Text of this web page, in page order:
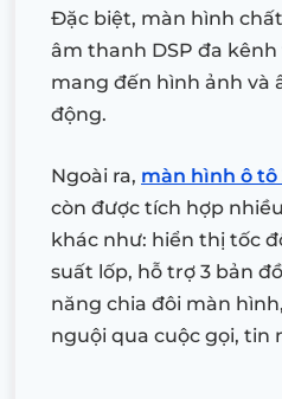
Đặc biệt, màn hình
âm thanh DSP đa
mang đến hình ảnh và
động.
Ngoài ra, màn hình ô tô
còn được tích hợp
khác như: hiển thị tốc
suất lốp, hỗ trợ 3 bản
năng chia đôi màn
nguội qua cuộc gọi, tin